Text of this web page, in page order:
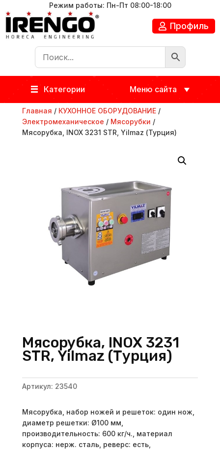
Режим работы: Пн-Пт 08:00-18:00
Профиль
Категории Меню сайта
Главная / КУХОННОЕ ОБОРУДОВАНИЕ/
Электромеханическое / Мясорубки /
Мясорубка, INOX 3231 STR, Yilmaz (Турция)
Мясорубка, INOX 3231
STR, Yilmaz (Турция)
Артикул: 23540
Мясорубка, набор ножей и решеток: один нож,
диаметр решетки: Ø100 мм,
производительность: 600 кг/ч., материал
корпуса: нерж. сталь, реверс: есть,